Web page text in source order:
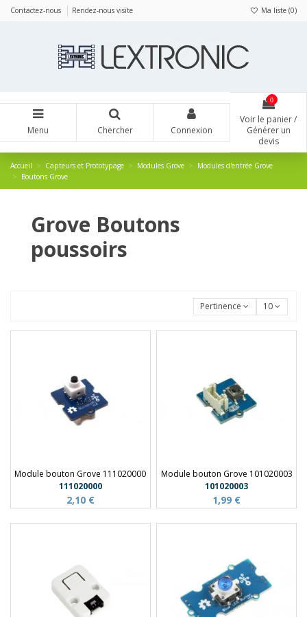
Contactez-nous Rendez-nous visite Ma liste (0)
Menu Chercher Connexion
0
Voir le panier /
Générer un
devis
Accueil Capteurs et Prototypage Modules Grove
Modules d'entrée Grove
Boutons Grove
Grove Boutons
poussoirs
Pertinence 10
Module bouton Grove 111020000
111020000
2,10 €
Module bouton Grove 101020003
101020003
1,99 €
Panneau de gestion des cookies